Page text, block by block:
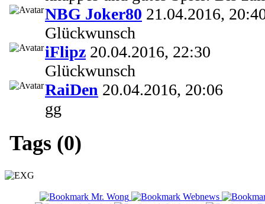
NBG Joker80 21.04.2016,
Glückwunsch
iFlipz 20.04.2016, 22:30
Glückwunsch
RaiDen 20.04.2016, 20:06
gg
Tags (0)